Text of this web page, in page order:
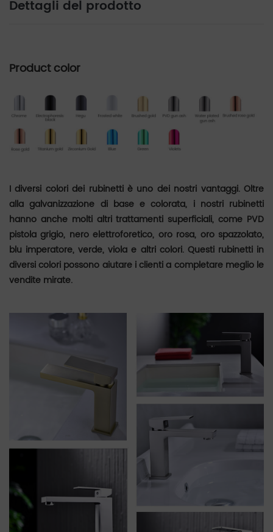
Dettagli del prodotto
Product color
I diversi colori dei rubinetti è uno dei nostri vantaggi. Oltre
alla galvanizzazione di base e colorata, i nostri rubinetti
hanno anche molti altri trattamenti superficiali, come PVD
pistola grigio, nero elettroforetico, oro rosa, oro spazzolato,
blu imperatore, verde, viola e altri colori. Questi rubinetti in
diversi colori possono aiutare i clienti a completare meglio le
vendite mirate.